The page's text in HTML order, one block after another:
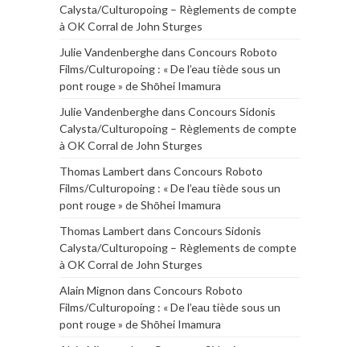
Calysta/Culturopoing – Règlements de compte
à OK Corral de John Sturges
Julie Vandenberghedans Concours Roboto
Films/Culturopoing : « De l’eau tiède sous un
pont rouge » de Shōhei Imamura
Julie Vandenberghedans Concours Sidonis
Calysta/Culturopoing – Règlements de compte
à OK Corral de John Sturges
Thomas Lambert dans Concours Roboto
Films/Culturopoing : « De l’eau tiède sous un
pont rouge » de Shōhei Imamura
Thomas Lambert dans Concours Sidonis
Calysta/Culturopoing – Règlements de compte
à OK Corral de John Sturges
Alain Mignon dans Concours Roboto
Films/Culturopoing : « De l’eau tiède sous un
pont rouge » de Shōhei Imamura